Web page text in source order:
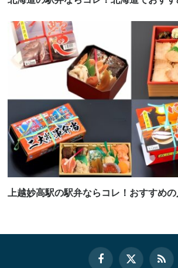
上越妙高駅の駅弁ならコレ！おすすめ
FacebookX RSS